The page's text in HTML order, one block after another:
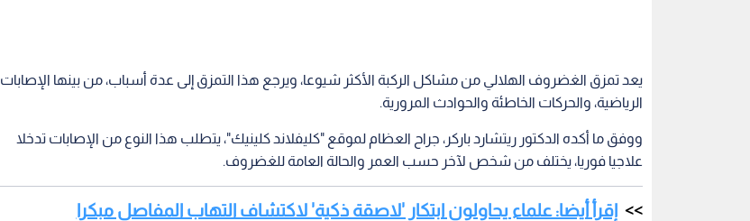
يعد تمزق الغضروف الهلالي من مشاكل الركبة الأكثر شيوعا، ويرجع هذا التمزق إلى عدة أسباب، من بينها الإصابات
الرياضية، والحركات الخاطئة والحوادث المرورية.
ووفق ما أكده الدكتور ريتشارد باركر، جراح العظام لموقع "كليفلاند كلينيك"، يتطلب هذا النوع من الإصابات تدخلا
علاجيا فوريا، يختلف من شخص لآخر حسب العمر والحالة العامة للغضروف.
إقرأ أيضا: علماء يحاولون ابتكار 'لاصقة ذكية' لاكتشاف التهاب المفاصل مبكرا